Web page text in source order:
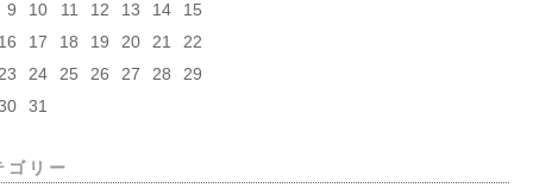
9
10 11 12 13 14
15
17 18 19 20 21
22
24 25 26 27 28
29
31
ゴリー